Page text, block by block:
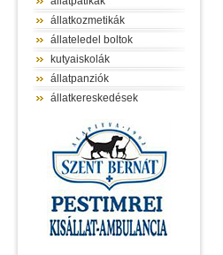
állatkozmetikák
állateledel boltok
kutyaiskolák
állatpanziók
állatkereskedések